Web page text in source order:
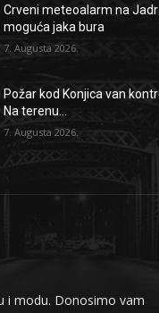
Crveni meteoalarm na
moguća jaka bura
7. Augusta 2026.
Požar kod Konjica van
Na terenu...
7. Augusta 2026.
i modu. Donosimo vam